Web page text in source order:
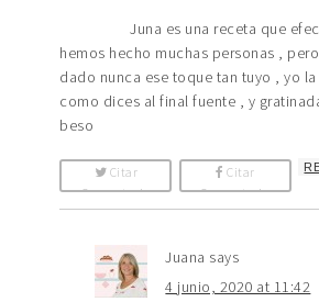
Juna es una receta que
hemos hecho muchas personas ,
dado nunca ese toque tan tuyo , yo
como dices al final fuente , y
beso
Citar
Comentario
Citar
Comentario
Juana says
4 junio, 2020 at 11:42